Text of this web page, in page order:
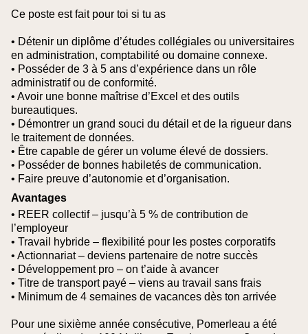
Ce poste est fait pour toi si tu as
• Détenir un diplôme d’études collégiales ou universitaires
en administration, comptabilité ou domaine connexe.
• Posséder de 3 à 5 ans d’expérience dans un rôle
administratif ou de conformité.
• Avoir une bonne maîtrise d’Excel et des outils
bureautiques.
• Démontrer un grand souci du détail et de la rigueur dans
le traitement de données.
• Être capable de gérer un volume élevé de dossiers.
• Posséder de bonnes habiletés de communication.
• Faire preuve d’autonomie et d’organisation.
Avantages
• REER collectif – jusqu’à 5 % de contribution de
l’employeur
• Travail hybride – flexibilité pour les postes corporatifs
• Actionnariat – deviens partenaire de notre succès
• Développement pro – on t’aide à avancer
• Titre de transport payé – viens au travail sans frais
• Minimum de 4 semaines de vacances dès ton arrivée
Pour une sixième année consécutive, Pomerleau a été